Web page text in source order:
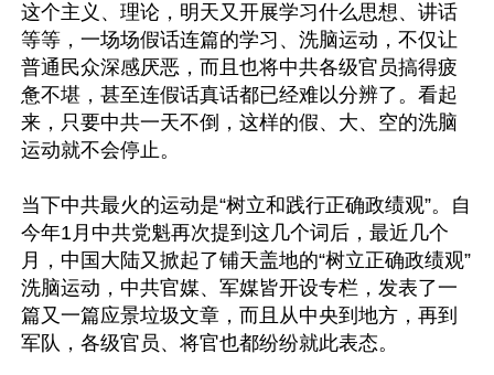
这个主义、理论，明天又开展学习什么思想、讲话
等等，一场场假话连篇的学习、洗脑运动，不仅让
普通民众深感厌恶，而且也将中共各级官员搞得疲
惫不堪，甚至连假话真话都已经难以分辨了。看起
来，只要中共一天不倒，这样的假、大、空的洗脑
运动就不会停止。
当下中共最火的运动是“树立和践行正确政绩观”。自
今年1月中共党魁再次提到这几个词后，最近几个
月，中国大陆又掀起了铺天盖地的“树立正确政绩观”
洗脑运动，中共官媒、军媒皆开设专栏，发表了一
篇又一篇应景垃圾文章，而且从中央到地方，再到
军队，各级官员、将官也都纷纷就此表态。